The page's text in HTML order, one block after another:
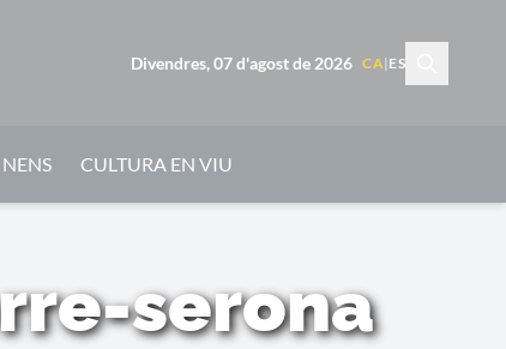
Divendres, 07 d'agost de 2026 CA| ES
CULTURA EN VIU
serona